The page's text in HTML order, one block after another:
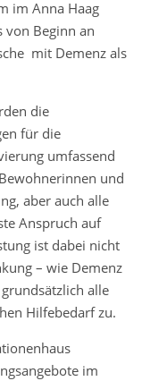
im Anna Haag
von Beginn an
mit Demenz als
die
für die
umfassend
und
aber auch alle
Anspruch auf
ist dabei nicht
– wie Demenz
alle
Hilfebedarf zu.
im